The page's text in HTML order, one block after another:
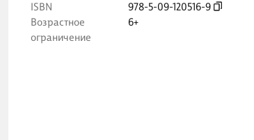
ISBN
978-5-09-120516-9
Возрастное
ограничение
6+